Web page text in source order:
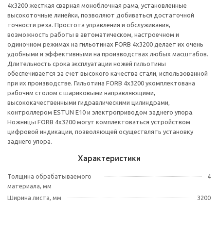
4х3200 жесткая сварная моноблочная рама, установленные
высокоточные линейки, позволяют добиваться достаточной
точности реза. Простота управления и обслуживания,
возможность работы в автоматическом, настроечном и
одиночном режимах на гильотинах FORB 4х3200 делает их очень
удобными и эффективными на производствах любых масштабов.
Длительность срока эксплуатации ножей гильотины
обеспечивается за счет высокого качества стали, использованной
при их производстве. Гильотина FORB 4х3200 укомплектована
рабочим столом с шариковыми направляющими,
высококачественными гидравлическими цилиндрами,
контроллером ESTUN E10 и электроприводом заднего упора.
Ножницы FORB 4х3200 могут комплектоваться устройством
цифровой индикации, позволяющей осуществлять установку
заднего упора.
Характеристики
Толщина обрабатываемого
материала, мм
4
Ширина листа, мм 3200